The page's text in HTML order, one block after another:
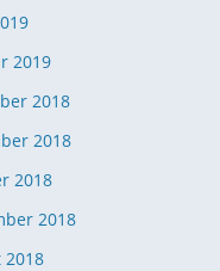
2019
2018
2018
2018
2018
2018